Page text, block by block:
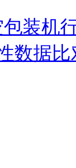
包装机
数据